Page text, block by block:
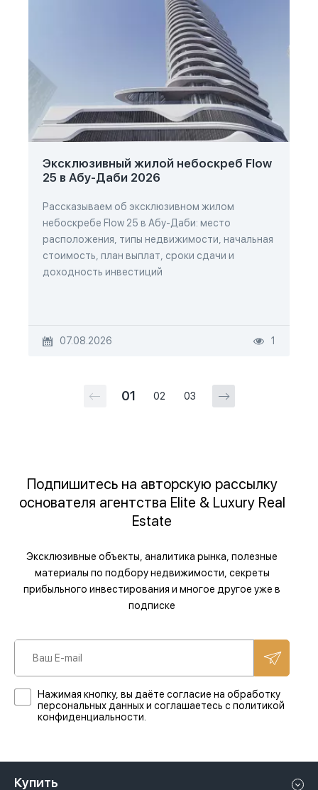
Эксклюзивный жилой небоскреб Flow
25 в Абу-Даби 2026
Рассказываем об эксклюзивном жилом
небоскребе Flow 25 в Абу-Даби: место
расположения, типы недвижимости, начальная
стоимость, план выплат, сроки сдачи и
доходность инвестиций
07.08.2026 1
01 02 03
Подпишитесь на авторскую рассылку
основателя агентства Elite & Luxury Real
Estate
Эксклюзивные объекты, аналитика рынка, полезные
материалы по подбору недвижимости, секреты
прибыльного инвестирования и многое другое уже в
подписке
Нажимая кнопку, вы даёте согласие на обработку
персональных данных и соглашаетесь с политикой
конфиденциальности.
Купить